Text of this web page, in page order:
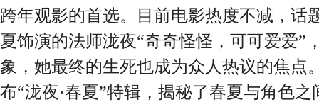
跨年观影的首选。目前电影热度不减，话
夏饰演的法师泷夜“奇奇怪怪，可可爱爱”
象，她最终的生死也成为众人热议的焦点
布“泷夜·春夏”特辑，揭秘了春夏与角色